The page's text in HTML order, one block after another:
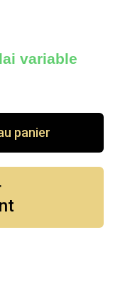
variable
panier